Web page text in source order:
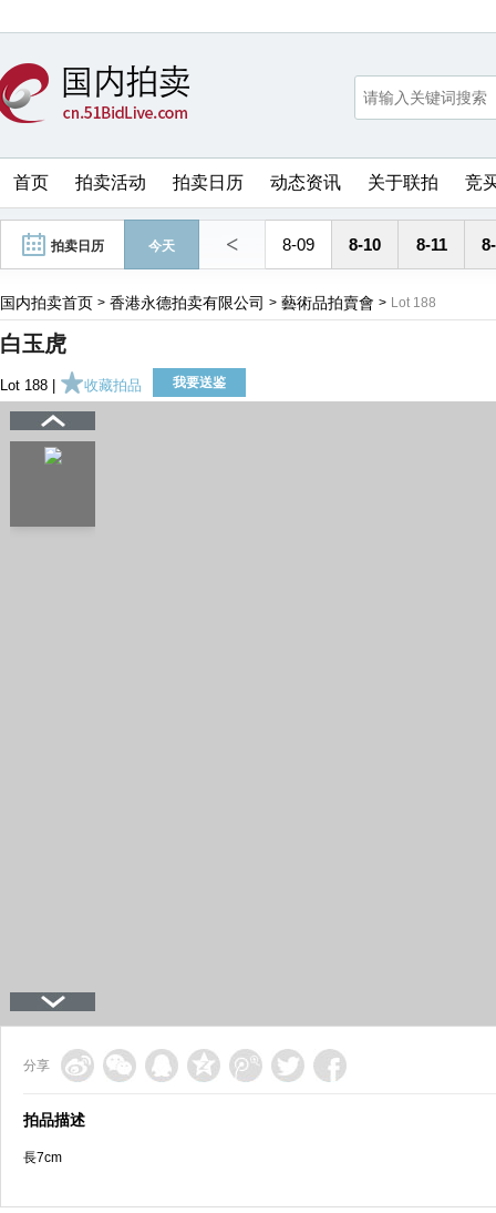
首页 拍卖活动 拍卖日历 动态资讯 关于联拍 竞
拍卖日历 今天 < 8-09 8-10 8-11
国内拍卖首页 > 香港永德拍卖有限公司 > 藝術品拍賣會 > Lot 188
白玉虎
Lot 188 | 收藏拍品 我要送鉴
分享
拍品描述
長7cm